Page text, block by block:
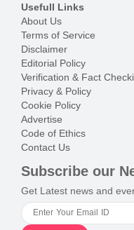
Usefull Links
About Us
Terms of Service
Disclaimer
Editorial Policy
Verification & Fact
Privacy & Policy
Cookie Policy
Advertise
Code of Ethics
Contact Us
Subscribe our
Get Latest news and